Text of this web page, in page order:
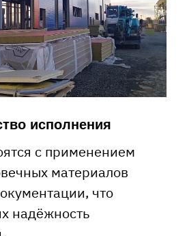
исполнения
с применением
материалов
что
надёжность